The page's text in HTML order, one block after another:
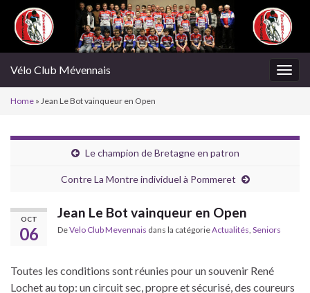
Vélo Club Mévennais
Home » Jean Le Bot vainqueur en Open
Le champion de Bretagne en patron
Contre La Montre individuel à Pommeret
OCT
06
Jean Le Bot vainqueur en Open
DeVelo Club Mevennais dans la catégorieActualités Seniors
Toutes les conditions sont réunies pour un souvenir René
Lochet au top: un circuit sec, propre et sécurisé, des coureurs